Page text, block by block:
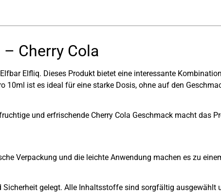
Cherry Cola
Elfliq. Dieses Produkt bietet eine interessante
ist es ideal für eine starke Dosis, ohne auf den
und erfrischende Cherry Cola Geschmack macht das
Verpackung und die leichte Anwendung machen es zu
gelegt. Alle Inhaltsstoffe sind sorgfältig ausgewählt